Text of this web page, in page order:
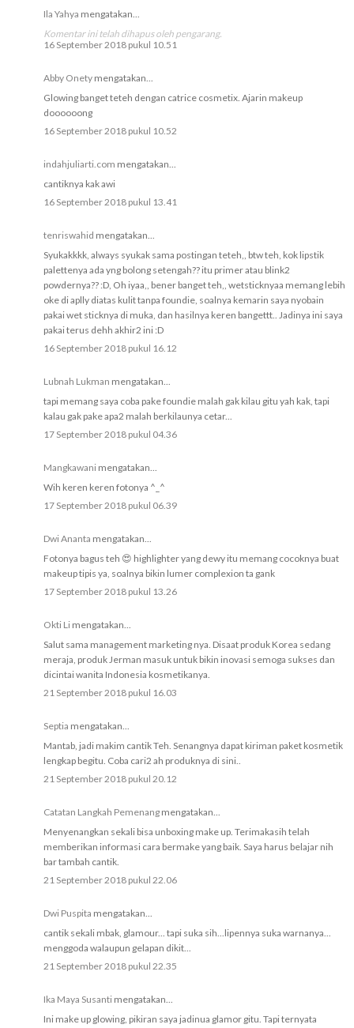
Ila Yahya mengatakan...
Komentar ini telah dihapus oleh pengarang.
16 September 2018 pukul 10.51
Abby Onety mengatakan...
Glowing banget teteh dengan catrice cosmetix. Ajarin makeup
doooooong
16 September 2018 pukul 10.52
indahjuliarti.com mengatakan...
cantiknya kak awi
16 September 2018 pukul 13.41
tenriswahid mengatakan...
Syukakkkk, always syukak sama postingan teteh,, btw teh, kok lipstik
palettenya ada yng bolong setengah?? itu primer atau blink2
powdernya?? :D, Oh iyaa,, bener banget teh,, wetsticknyaa memang lebih
oke di aplly diatas kulit tanpa foundie, soalnya kemarin saya nyobain
pakai wet sticknya di muka, dan hasilnya keren bangettt.. Jadinya ini saya
pakai terus dehh akhir2 ini :D
16 September 2018 pukul 16.12
Lubnah Lukman mengatakan...
tapi memang saya coba pake foundie malah gak kilau gitu yah kak, tapi
kalau gak pake apa2 malah berkilaunya cetar...
17 September 2018 pukul 04.36
Mangkawani mengatakan...
Wih keren keren fotonya ^_^
17 September 2018 pukul 06.39
Dwi Ananta mengatakan...
Fotonya bagus teh 😍 highlighter yang dewy itu memang cocoknya buat
makeup tipis ya, soalnya bikin lumer complexion ta gank
17 September 2018 pukul 13.26
Okti Li mengatakan...
Salut sama management marketing nya. Disaat produk Korea sedang
meraja, produk Jerman masuk untuk bikin inovasi semoga sukses dan
dicintai wanita Indonesia kosmetikanya.
21 September 2018 pukul 16.03
Septia mengatakan...
Mantab, jadi makim cantik Teh. Senangnya dapat kiriman paket kosmetik
lengkap begitu. Coba cari2 ah produknya di sini..
21 September 2018 pukul 20.12
Catatan Langkah Pemenang mengatakan...
Menyenangkan sekali bisa unboxing make up. Terimakasih telah
memberikan informasi cara bermake yang baik. Saya harus belajar nih
bar tambah cantik.
21 September 2018 pukul 22.06
Dwi Puspita mengatakan...
cantik sekali mbak, glamour... tapi suka sih...lipennya suka warnanya...
menggoda walaupun gelapan dikit...
21 September 2018 pukul 22.35
Ika Maya Susanti mengatakan...
Ini make up glowing, pikiran saya jadinua glamor gitu. Tapi ternyata